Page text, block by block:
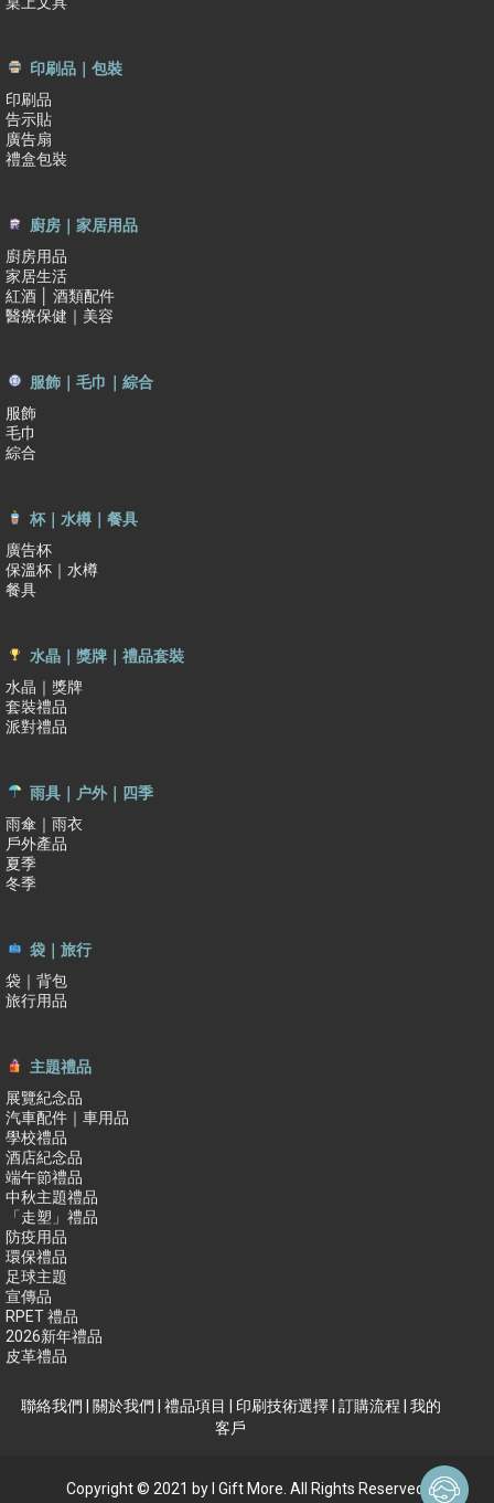
印刷品｜包裝
印刷品
告示貼
廣告扇
禮盒包裝
廚房｜家居用品
廚房用品
家居生活
紅酒 │ 酒類配件
醫療保健｜美容
服飾｜毛巾｜綜合
服飾
毛巾
綜合
杯｜水樽｜餐具
廣告杯
保溫杯｜水樽
餐具
水晶｜獎牌｜禮品套裝
水晶｜獎牌
套裝禮品
派對禮品
雨具｜户外｜四季
雨傘｜雨衣
戶外產品
夏季
冬季
袋｜旅行
袋｜背包
旅行用品
主題禮品
展覽紀念品
汽車配件｜車用品
學校禮品
酒店紀念品
端午節禮品
中秋主題禮品
「走塑」禮品
防疫用品
環保禮品
足球主題
宣傳品
RPET 禮品
2026新年禮品
皮革禮品
聯絡我們 | 關於我們 | 禮品項目 | 印刷技術選擇| 訂購流程 | 我的
客戶
Copyright © 2021 by I Gift More. All Rights Reserved.